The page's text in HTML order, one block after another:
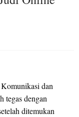
Komunikasi dan
tegas dengan
ditemukan